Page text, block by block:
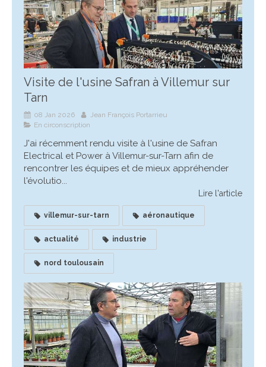
Visite de l'usine Safran à Villemur sur
Tarn
08 Jan 2026
Jean François Portarrieu
En circonscription
J'ai récemment rendu visite à l'usine de Safran
Electrical et Power à Villemur-sur-Tarn afin de
rencontrer les équipes et de mieux appréhender
l'évolutio...
Lire l'article
villemur-sur-tarn aéronautique
actualité industrie
nord toulousain